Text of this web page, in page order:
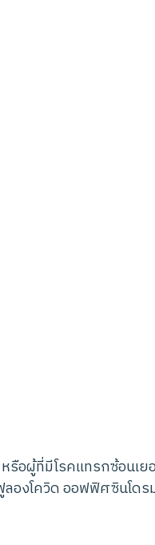
อผู้ที่มีโรคแทรกซ้อนเย
องโควิด ออฟฟิศซินโดร